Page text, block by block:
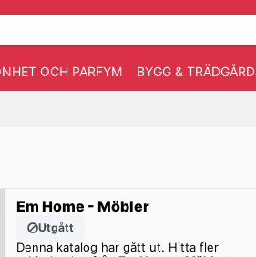
OCH PARFYM BYGG & TRÄDGÅRD
Em Home - Möbler
Utgått
Denna katalog har gått ut. Hitta fler